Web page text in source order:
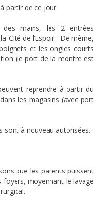
partir de ce jour
mains, les 2 entrées
Cité de l’Espoir. De même,
et les ongles courts
(le port de la montre est
reprendre à partir du
les magasins (avec port
sont à nouveau autorisées.
que les parents puissent
foyers, moyennant le lavage